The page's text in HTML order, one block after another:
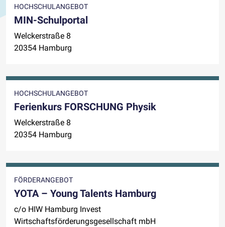
HOCHSCHULANGEBOT
MIN-Schulportal
Welckerstraße 8
20354 Hamburg
HOCHSCHULANGEBOT
Ferienkurs FORSCHUNG Physik
Welckerstraße 8
20354 Hamburg
FÖRDERANGEBOT
YOTA – Young Talents Hamburg
c/o HIW Hamburg Invest
Wirtschaftsförderungsgesellschaft mbH